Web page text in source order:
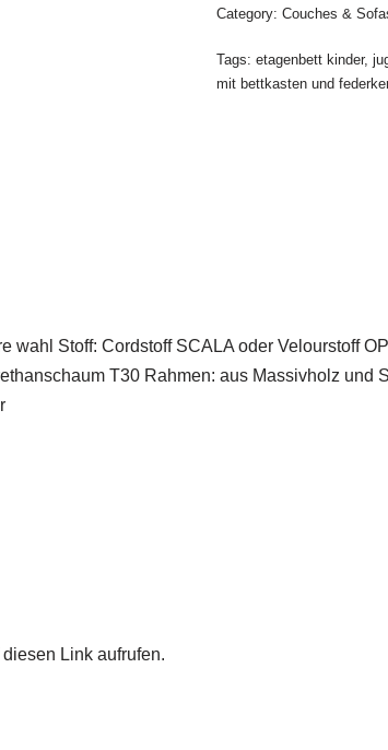
Category: Couches &
Tags: etagenbett kinder,
mit bettkasten und
wahl Stoff: Cordstoff SCALA oder Velourstoff
T30 Rahmen: aus Massivholz und
Link aufrufen.